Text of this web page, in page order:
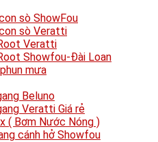
sò ShowFou
sò Veratti
Veratti
Showfou-Đài Loan
mưa
Beluno
Veratti Giá rẻ
( Bơm Nước Nóng )
cánh hở Showfou